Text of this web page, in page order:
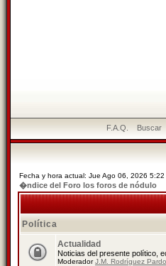
F.A.Q. Buscar
Fecha y hora actual: Jue Ago 06, 2026 5:22
�ndice del Foro los foros de nódulo
Política
Actualidad
Noticias del presente político,
ModeradorJ.M. Rodríguez Pardo